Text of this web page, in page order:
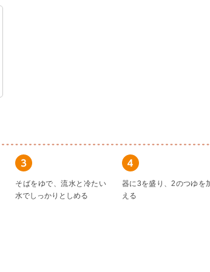
そばをゆで、流水と冷たい
水でしっかりとしめる
器に3を盛り、2のつゆを
える